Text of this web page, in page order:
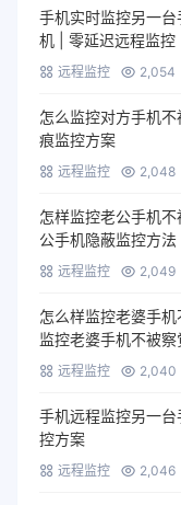
手机实时监控另一
机 | 零延迟远程监控
远程监控 2,054
怎么监控对方手机
痕监控方案
远程监控 2,048
怎样监控老公手机
公手机隐蔽监控方法
远程监控 2,049
怎么样监控老婆手
监控老婆手机不被
远程监控 2,040
手机远程监控另一
控方案
远程监控 2,046